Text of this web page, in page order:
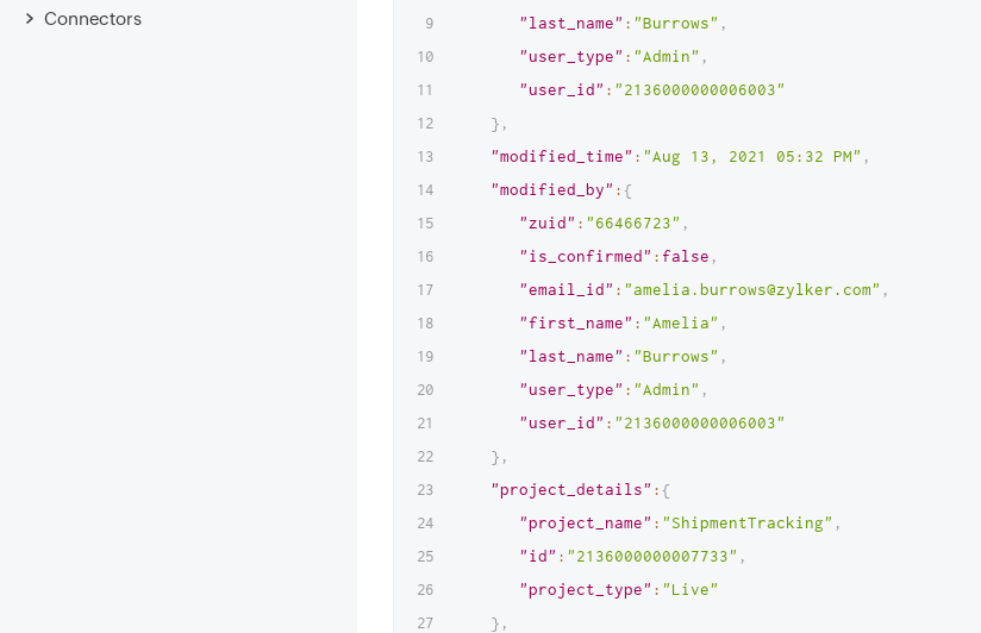
Connectors
"last_name" : "Burrows" ,
"user_type" : "Admin" ,
"user_id" : "2136000000006003"
} ,
"modified_time" : "Aug 13, 2021 05:32 PM" ,
"modified_by" : {
"zuid" : "66466723" ,
"is_confirmed" : false ,
"email_id" : "amelia.burrows@zylker.com" ,
"first_name" : "Amelia" ,
"last_name" : "Burrows" ,
"user_type" : "Admin" ,
"user_id" : "2136000000006003"
} ,
"project_details" : {
"project_name" : "ShipmentTracking" ,
"id" : "2136000000007733" ,
"project_type" : "Live"
} ,